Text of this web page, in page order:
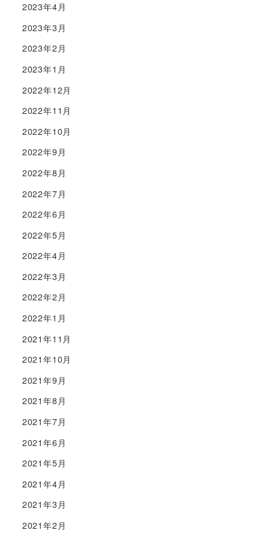
2023年4月
2023年3月
2023年2月
2023年1月
2022年12月
2022年11月
2022年10月
2022年9月
2022年8月
2022年7月
2022年6月
2022年5月
2022年4月
2022年3月
2022年2月
2022年1月
2021年11月
2021年10月
2021年9月
2021年8月
2021年7月
2021年6月
2021年5月
2021年4月
2021年3月
2021年2月